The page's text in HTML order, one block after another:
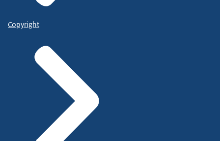
Copyright